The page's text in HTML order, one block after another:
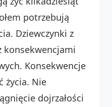
potrzebują
Dziewczynki z
konsekwencjami
Konsekwencje
życia. Nie
dojrzałości